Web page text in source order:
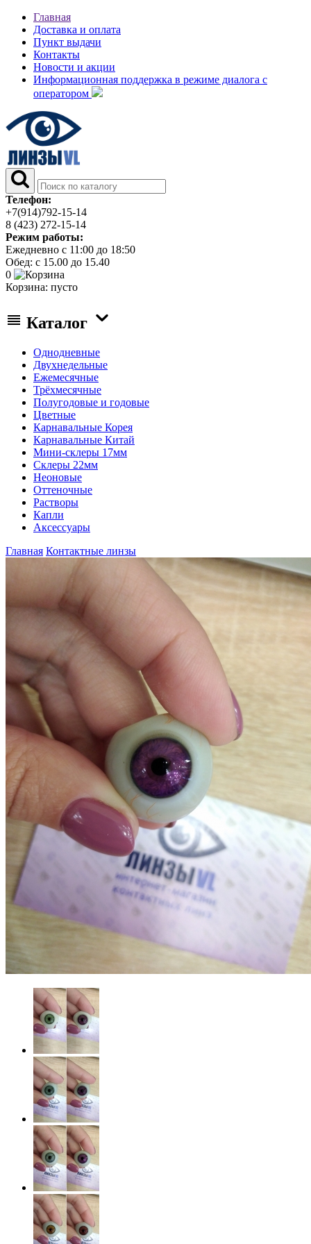
Главная
Доставка и оплата
Пункт выдачи
Контакты
Новости и акции
Информационная поддержка в режиме диалога с
оператором
Телефон:
+7(914)792-15-14
8 (423) 272-15-14
Режим работы:
Ежедневно с 11:00 до 18:50
Обед: с 15.00 до 15.40
0
Корзина: пусто
Каталог
Однодневные
Двухнедельные
Ежемесячные
Трёхмесячные
Полугодовые и годовые
Цветные
Карнавальные Корея
Карнавальные Китай
Мини-склеры 17мм
Склеры 22мм
Неоновые
Оттеночные
Растворы
Капли
Аксессуары
Главная Контактные линзы